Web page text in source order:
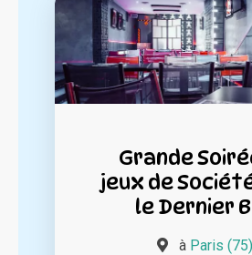
Grande
jeux de
le Dernier
à Paris (75)